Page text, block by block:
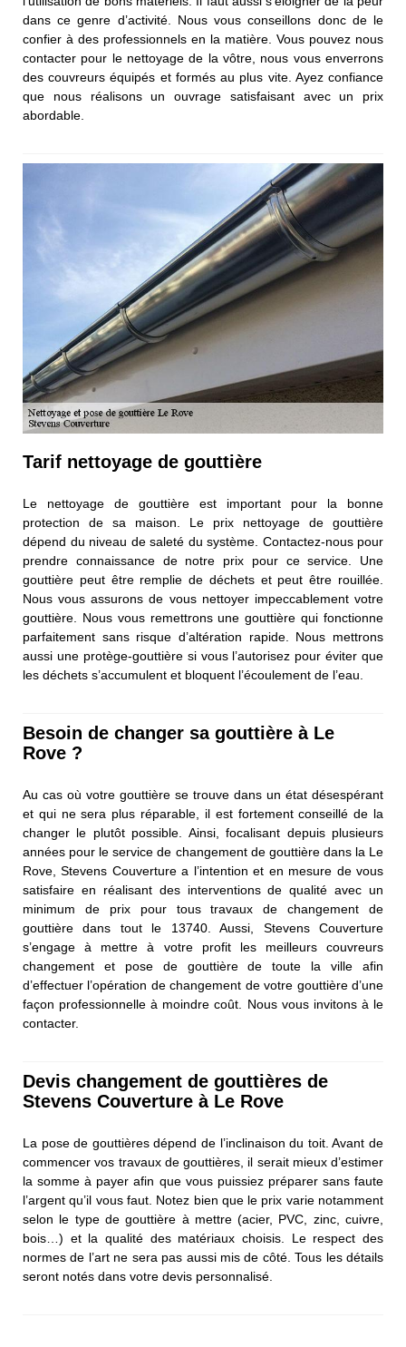
dans ce genre d’activité. Nous vous conseillons donc de le
confier à des professionnels en la matière. Vous pouvez nous
contacter pour le nettoyage de la vôtre, nous vous enverrons
des couvreurs équipés et formés au plus vite. Ayez confiance
que nous réalisons un ouvrage satisfaisant avec un prix
abordable.
Tarif nettoyage de gouttière
Le nettoyage de gouttière est important pour la bonne
protection de sa maison. Le prix nettoyage de gouttière
dépend du niveau de saleté du système. Contactez-nous pour
prendre connaissance de notre prix pour ce service. Une
gouttière peut être remplie de déchets et peut être rouillée.
Nous vous assurons de vous nettoyer impeccablement votre
gouttière. Nous vous remettrons une gouttière qui fonctionne
parfaitement sans risque d’altération rapide. Nous mettrons
aussi une protège-gouttière si vous l’autorisez pour éviter que
les déchets s’accumulent et bloquent l’écoulement de l’eau.
Besoin de changer sa gouttière à Le
Rove ?
Au cas où votre gouttière se trouve dans un état désespérant
et qui ne sera plus réparable, il est fortement conseillé de la
changer le plutôt possible. Ainsi, focalisant depuis plusieurs
années pour le service de changement de gouttière dans la Le
Rove, Stevens Couverture a l’intention et en mesure de vous
satisfaire en réalisant des interventions de qualité avec un
minimum de prix pour tous travaux de changement de
gouttière dans tout le 13740. Aussi, Stevens Couverture
s’engage à mettre à votre profit les meilleurs couvreurs
changement et pose de gouttière de toute la ville afin
d’effectuer l’opération de changement de votre gouttière d’une
façon professionnelle à moindre coût. Nous vous invitons à le
contacter.
Devis changement de gouttières de
Stevens Couverture à Le Rove
La pose de gouttières dépend de l’inclinaison du toit. Avant de
commencer vos travaux de gouttières, il serait mieux d’estimer
la somme à payer afin que vous puissiez préparer sans faute
l’argent qu’il vous faut. Notez bien que le prix varie notamment
selon le type de gouttière à mettre (acier, PVC, zinc, cuivre,
bois…) et la qualité des matériaux choisis. Le respect des
normes de l’art ne sera pas aussi mis de côté. Tous les détails
seront notés dans votre devis personnalisé.